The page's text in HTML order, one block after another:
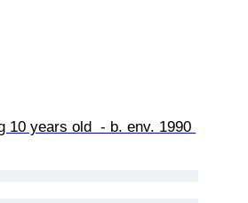
10 years old  - b. env. 1990